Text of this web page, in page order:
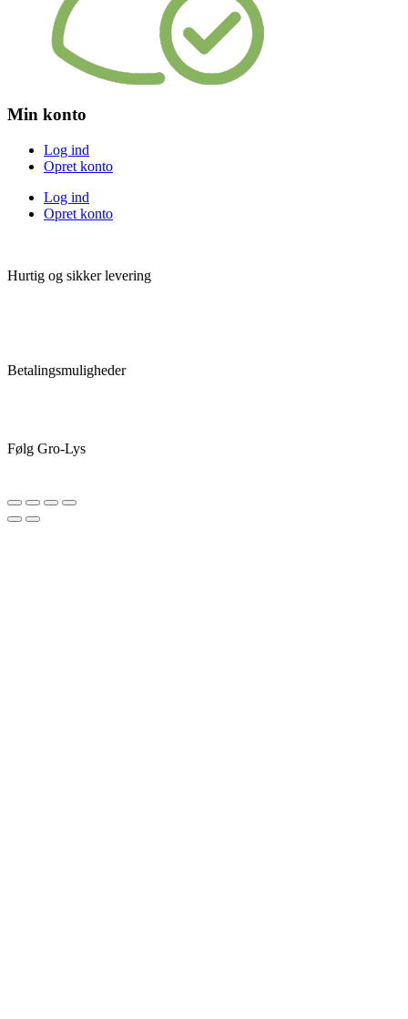
Min konto
Log ind
Opret konto
Log ind
Opret konto
Hurtig og sikker levering
Betalingsmuligheder
Følg Gro-Lys